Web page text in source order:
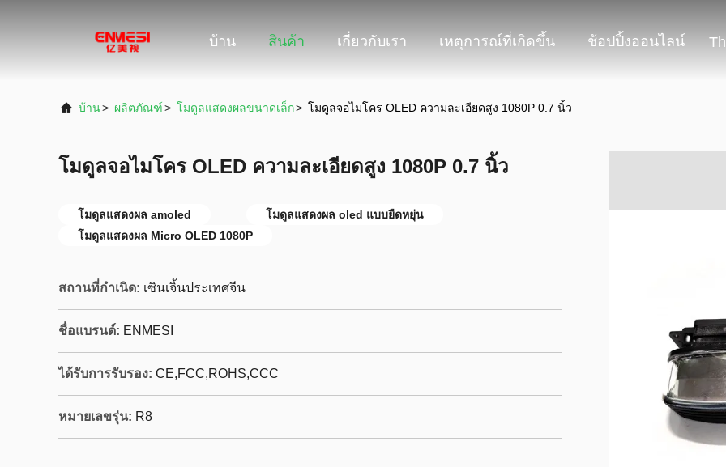
บ้าน สินค้า เกี่ยวกับเรา เหตุการณ์ที่เกิดขึ้น ช้อปปิ้งออนไลน์
บ้าน> ผลิตภัณฑ์> โมดูลแสดงผลขนาดเล็ก> โมดูลจอไมโคร OLED ความละเอียดสูง 1080P 0.7 นิ้ว
โมดูลจอไมโคร OLED ความละเอียดสูง 1080P 0.7 นิ้ว
โมดูลแสดงผล amoled
โมดูลแสดงผล oled แบบยืดหยุ่น
โมดูลแสดงผล Micro OLED 1080P
สถานที่กำเนิด: เซินเจิ้นประเทศจีน
ชื่อแบรนด์: ENMESI
ได้รับการรับรอง: CE,FCC,ROHS,CCC
หมายเลขรุ่น: R8